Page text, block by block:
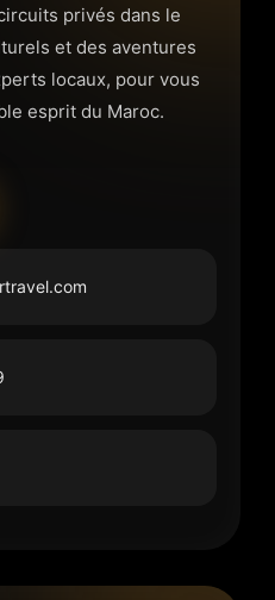
privés dans le
et des aventures
locaux, pour vous
esprit du Maroc.